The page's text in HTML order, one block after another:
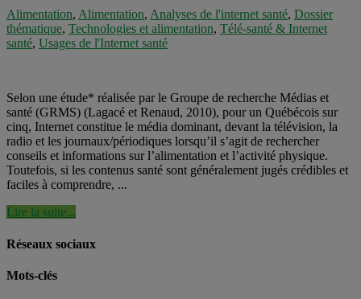
Alimentation, Alimentation, Analyses de l'internet santé, Dossier
thématique, Technologies et alimentation, Télé-santé & Internet
santé, Usages de l'Internet santé
Selon une étude* réalisée par le Groupe de recherche Médias et
santé (GRMS) (Lagacé et Renaud, 2010), pour un Québécois sur
cinq, Internet constitue le média dominant, devant la télévision, la
radio et les journaux/périodiques lorsqu’il s’agit de rechercher
conseils et informations sur l’alimentation et l’activité physique.
Toutefois, si les contenus santé sont généralement jugés crédibles et
faciles à comprendre, ...
Lire la suite...
Réseaux sociaux
Mots-clés